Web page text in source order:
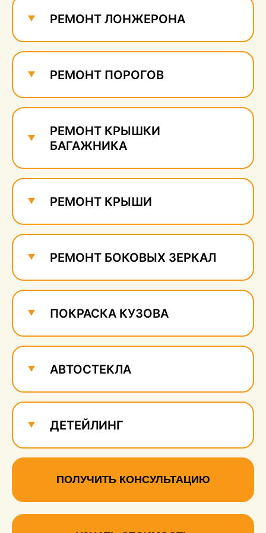
РЕМОНТ ЛОНЖЕРОНА
РЕМОНТ ПОРОГОВ
РЕМОНТ КРЫШКИ
БАГАЖНИКА
РЕМОНТ КРЫШИ
РЕМОНТ БОКОВЫХ ЗЕРКАЛ
ПОКРАСКА КУЗОВА
АВТОСТЕКЛА
ДЕТЕЙЛИНГ
ПОЛУЧИТЬ КОНСУЛЬТАЦИЮ